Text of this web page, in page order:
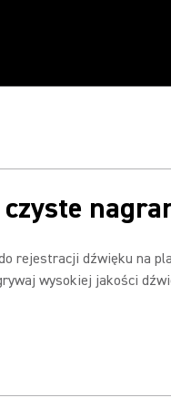
rejestracji dźwięku na
wysokiej jakości